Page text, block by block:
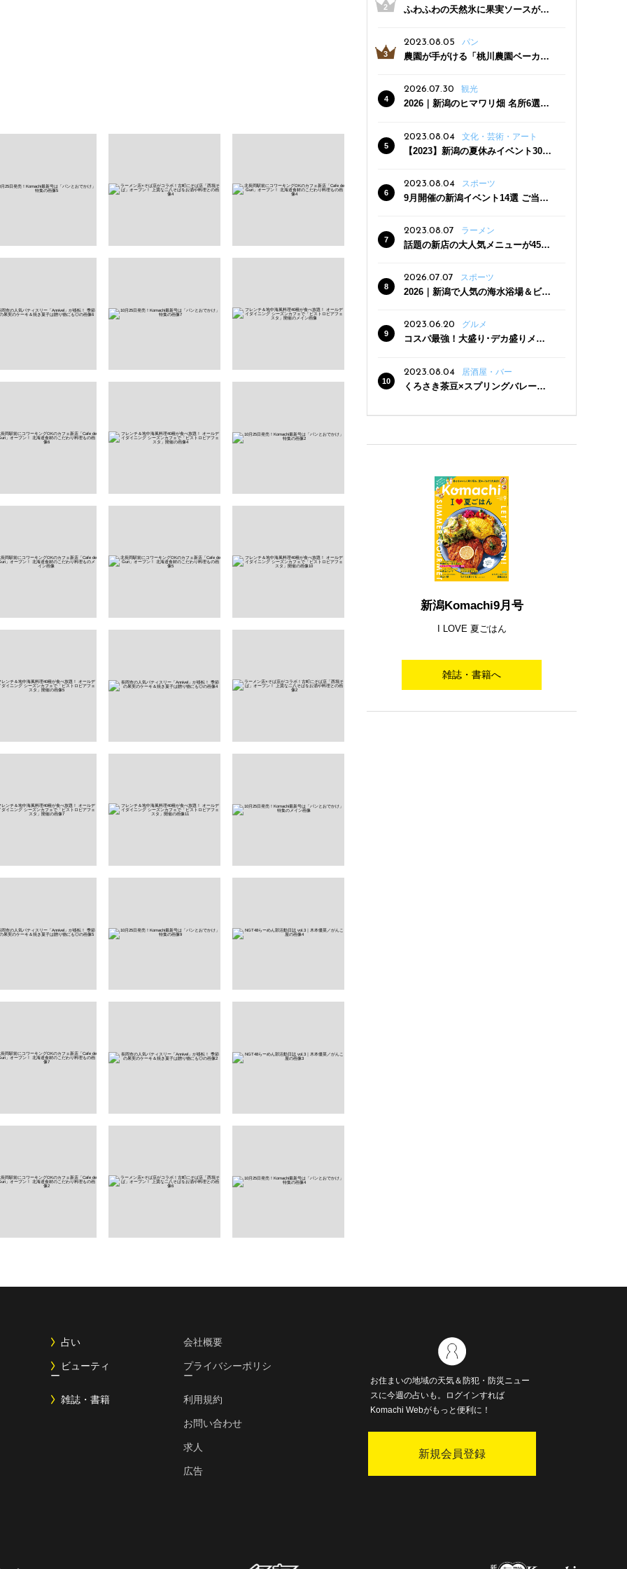
ふわふわの天然氷に果実ソースがた
三条駅近くにオープン
2023.08.05 パン
農園が手がける「桃川農園ベーカリ
った焼きたてパンのほか、ジェラー
トやスムージーも
2026.07.30 観光
2026｜新潟のヒマワリ畑 名所6選
2023.08.04
文化・芸術・アート
【2023】新潟の夏休みイベント30
2023.08.04
スポーツ
9月開催の新潟イベント14選 ご当地
2023.08.07 ラーメン
話題の新店の大人気メニューが450
クーポン登場
2026.07.07 スポーツ
2026｜新潟で人気の海水浴場＆ビー
2023.06.20
グルメ
コスパ最強！大盛り･デカ盛りメニ
2023.08.04
居酒屋・バー
くろさき茶豆×スプリングバレー豊
新潟Komachi9月号
I LOVE 夏ごはん
雑誌・書籍へ
占い
ビューティ
ー
雑誌・書籍
会社概要
プライバシーポリシ
ー
利用規約
お問い合わせ
求人
広告
お住まいの地域の天気＆防犯・防災ニュー
スに今週の占いも。ログインすれば
Komachi Webがもっと便利に！
新規会員登録